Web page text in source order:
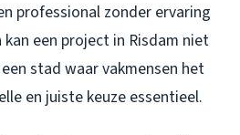
professional zonder ervaring
een project in Risdam niet
stad waar vakmensen het
en juiste keuze essentieel.